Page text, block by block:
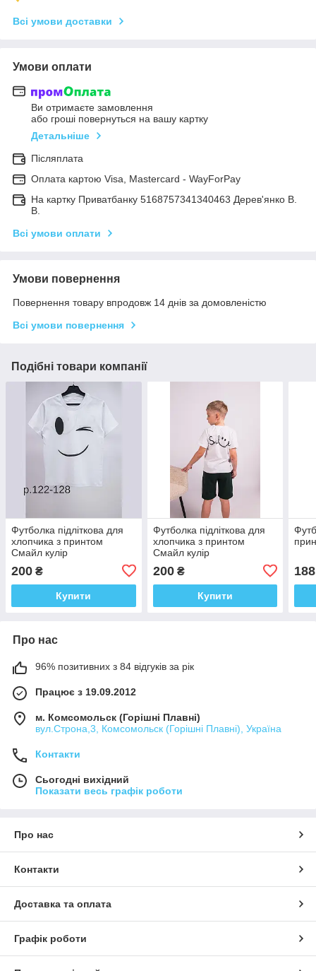
Всі умови доставки
Умови оплати
Ви отримаєте замовлення
або гроші повернуться на вашу картку
Детальніше
Післяплата
Оплата картою Visa, Mastercard - WayForPay
На картку Приватбанку 5168757341340463 Дерев'янко В.
В.
Всі умови оплати
Умови повернення
Повернення товару впродовж 14 днів за домовленістю
Всі умови повернення
Подібні товари компанії
Футболка підліткова для
хлопчика з принтом
Смайл кулір
200 ₴
Купити
Футболка підліткова для
хлопчика з принтом
Смайл кулір
200₴
Купити
188
Про нас
96% позитивних з 84 відгуків за рік
Працює з 19.09.2012
м. Комсомольск (Горішні Плавні)
вул.Строна,3, Комсомольск (Горішні Плавні), Україна
Контакти
Сьогодні вихідний
Показати весь графік роботи
Про нас
Контакти
Доставка та оплата
Графік роботи